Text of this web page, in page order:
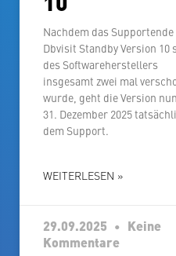
Nachdem das
Dbvisit Standby Version 10
des Soft­ware­her­stel­lers
insgesamt zwei mal
wurde, geht die Version
31. Dezember 2025
dem Support.
WEITERLESEN »
29.09.2025
Keine
Kommentare